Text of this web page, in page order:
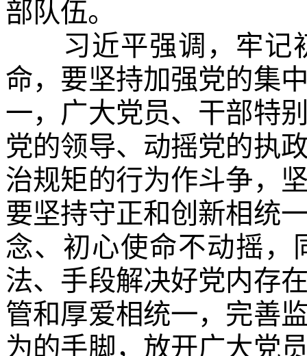
部队伍。
习近平强调，牢记
命，要坚持加强党的集
一，广大党员、干部特
党的领导、动摇党的执
治规矩的行为作斗争，
要坚持守正和创新相统
念、初心使命不动摇，
法、手段解决好党内存
管和厚爱相统一，完善
为的手脚，放开广大党